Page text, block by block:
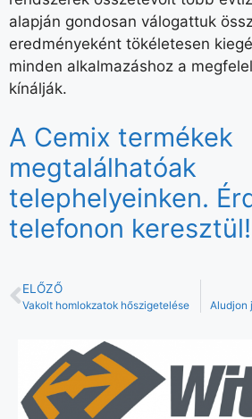
alapján gondosan válogattuk
eredményeként tökéletesen
minden alkalmazáshoz a
kínálják.
A Cemix termékek
megtalálhatóak
telephelyeinken.
telefonon keresztül!
ELŐZŐ
Vakolt homlokzatok hőszigetelése Aludjon